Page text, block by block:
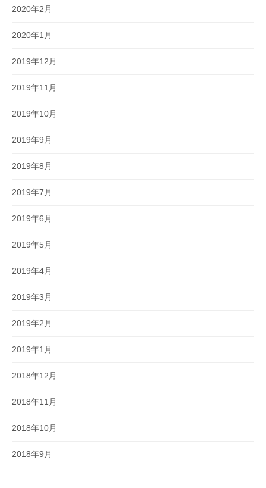
2020年2月
2020年1月
2019年12月
2019年11月
2019年10月
2019年9月
2019年8月
2019年7月
2019年6月
2019年5月
2019年4月
2019年3月
2019年2月
2019年1月
2018年12月
2018年11月
2018年10月
2018年9月